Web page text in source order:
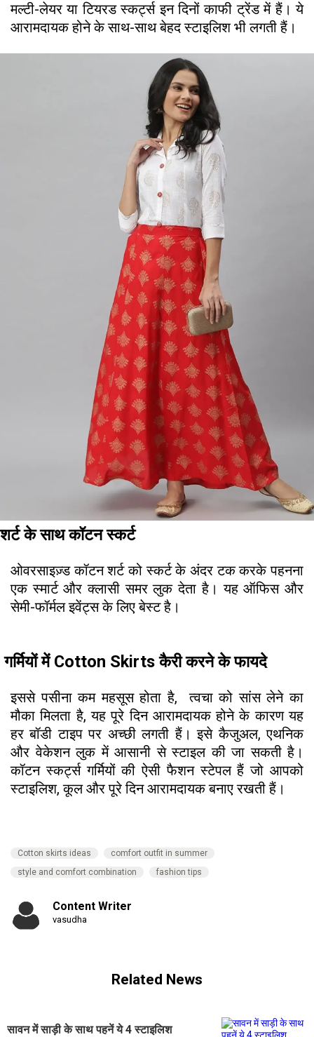
मल्टी-लेयर या टियरड स्कर्ट्स इन दिनों काफी ट्रेंड में हैं। ये
आरामदायक होने के साथ-साथ बेहद स्टाइलिश भी लगती हैं।
शर्ट के साथ कॉटन स्कर्ट
ओवरसाइज़्ड कॉटन शर्ट को स्कर्ट के अंदर टक करके पहनना
एक स्मार्ट और क्लासी समर लुक देता है। यह ऑफिस और
सेमी-फॉर्मल इवेंट्स के लिए बेस्ट है।
गर्मियों में Cotton Skirts कैरी करने के फायदे
इससे पसीना कम महसूस होता है, त्वचा को सांस लेने का
मौका मिलता है, यह पूरे दिन आरामदायक होने के कारण यह
हर बॉडी टाइप पर अच्छी लगती हैं। इसे कैजुअल, एथनिक
और वेकेशन लुक में आसानी से स्टाइल की जा सकती है।
कॉटन स्कर्ट्स गर्मियों की ऐसी फैशन स्टेपल हैं जो आपको
स्टाइलिश, कूल और पूरे दिन आरामदायक बनाए रखती हैं।
Cotton skirts ideas
comfort outfit in summer
style and comfort combination
fashion tips
Content Writer
vasudha
Related News
सावन में साड़ी के साथ पहनें ये 4 स्टाइलिश